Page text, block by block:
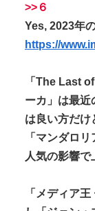
>>６
Yes, 2023年
https://
「The Last
ーカ」は最近
は良い方だけ
「マンダロ
人気の影響で
「メディア